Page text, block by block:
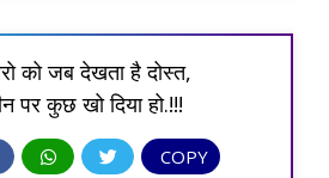
को जब देखता है दोस्त,
पर कुछ खो दिया हो.!!!
COPY